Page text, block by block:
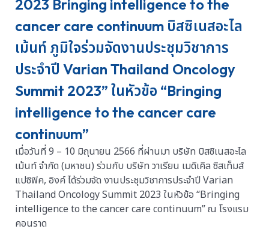
2023 Bringing intelligence to the
cancer care continuum บิสซิเนสอะไล
เม้นท์ ภูมิใจร่วมจัดงานประชุมวิชาการ
ประจำปี Varian Thailand Oncology
Summit 2023” ในหัวข้อ “Bringing
intelligence to the cancer care
continuum”
เมื่อวันที่ 9 – 10 มิถุนายน 2566 ที่ผ่านมา บริษัท บิสซิเนสอะไล
เม้นท์ จำกัด (มหาชน) ร่วมกับ บริษัท วาเรียน เมดิเคิล ซิสเท็มส์
แปซิฟิค, อิงค์ ได้ร่วมจัด งานประชุมวิชาการประจำปี Varian
Thailand Oncology Summit 2023 ในหัวข้อ “Bringing
intelligence to the cancer care continuum” ณ โรงแรม
คอนราด